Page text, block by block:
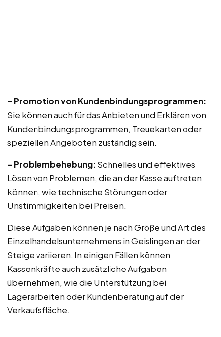
– Promotion von Kundenbindungsprogrammen:
Sie können auch für das Anbieten und Erklären von
Kundenbindungsprogrammen, Treuekarten oder
speziellen Angeboten zuständig sein.
– Problembehebung: Schnelles und effektives
Lösen von Problemen, die an der Kasse auftreten
können, wie technische Störungen oder
Unstimmigkeiten bei Preisen.
Diese Aufgaben können je nach Größe und Art des
Einzelhandelsunternehmens in Geislingen an der
Steige variieren. In einigen Fällen können
Kassenkräfte auch zusätzliche Aufgaben
übernehmen, wie die Unterstützung bei
Lagerarbeiten oder Kundenberatung auf der
Verkaufsfläche.